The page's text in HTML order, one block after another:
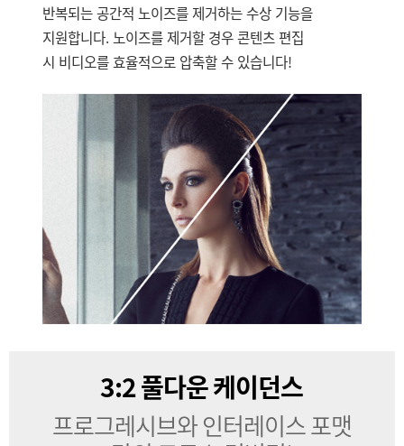
반복되는 공간적 노이즈를 제거하는 수상 기능을
지원합니다. 노이즈를 제거할 경우 콘텐츠 편집
시 비디오를 효율적으로 압축할 수 있습니다!
3:2 풀다운 케이던스
프로그레시브와인터레이스 포맷